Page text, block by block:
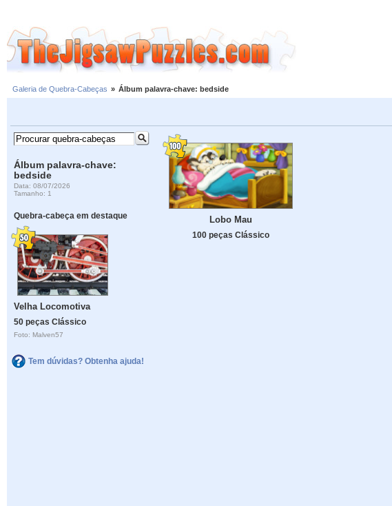
Galeria de Quebra-Cabeças » Álbum palavra-chave: bedside
Álbum palavra-chave:
bedside
Data: 08/07/2026
Tamanho: 1
Quebra-cabeça em destaque
Velha Locomotiva
50 peças Clássico
Foto: Malven57
Tem dúvidas? Obtenha ajuda!
Lobo Mau
100 peças Clássico